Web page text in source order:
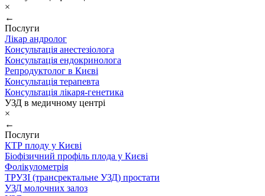
×
←
Послуги
Лікар андролог
Консультація анестезіолога
Консультація ендокринолога
Репродуктолог в Києві
Консультація терапевта
Консультація лікаря-генетика
УЗД в медичному центрі
×
←
Послуги
КТР плоду у Києві
Біофізичний профіль плода у Києві
Фолікулометрія
ТРУЗІ (трансректальне УЗД) простати
УЗД молочних залоз